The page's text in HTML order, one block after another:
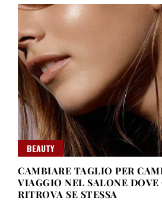
BEAUTY
CAMBIARE TAGLIO PER
VIAGGIO NEL SALONE
RITROVA SE STESSA